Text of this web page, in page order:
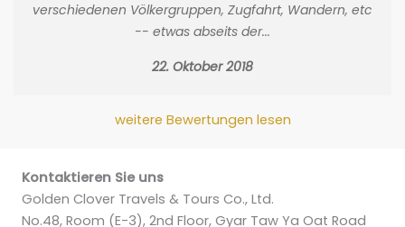
verschiedenen Völkergruppen, Zugfahrt, Wandern, etc
-- etwas abseits der...
22. Oktober 2018
weitere Bewertungen lesen
Kontaktieren Sie uns
Golden Clover Travels & Tours Co., Ltd.
No.48, Room (E-3), 2nd Floor, Gyar Taw Ya Oat Road